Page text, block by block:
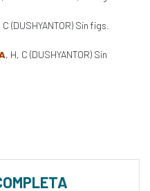
C (DUSHYANTOR) Sin figs.
, H, C (DUSHYANTOR) Sin